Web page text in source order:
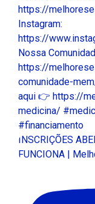
INSCRIÇÕES
FUNCIONA |